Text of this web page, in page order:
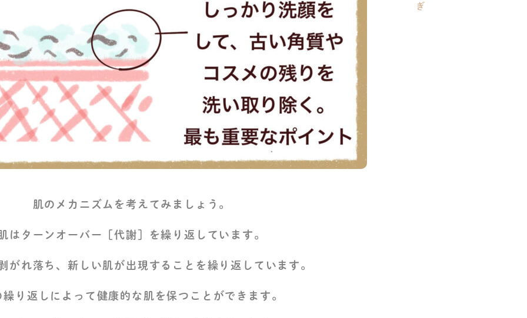
ぎ
肌のメカニズムを考えてみましょう。
はターンオーバー［代謝］を繰り返しています。
がれ落ち、新しい肌が出現することを繰り返しています。
繰り返しによって健康的な肌を保つことができます。